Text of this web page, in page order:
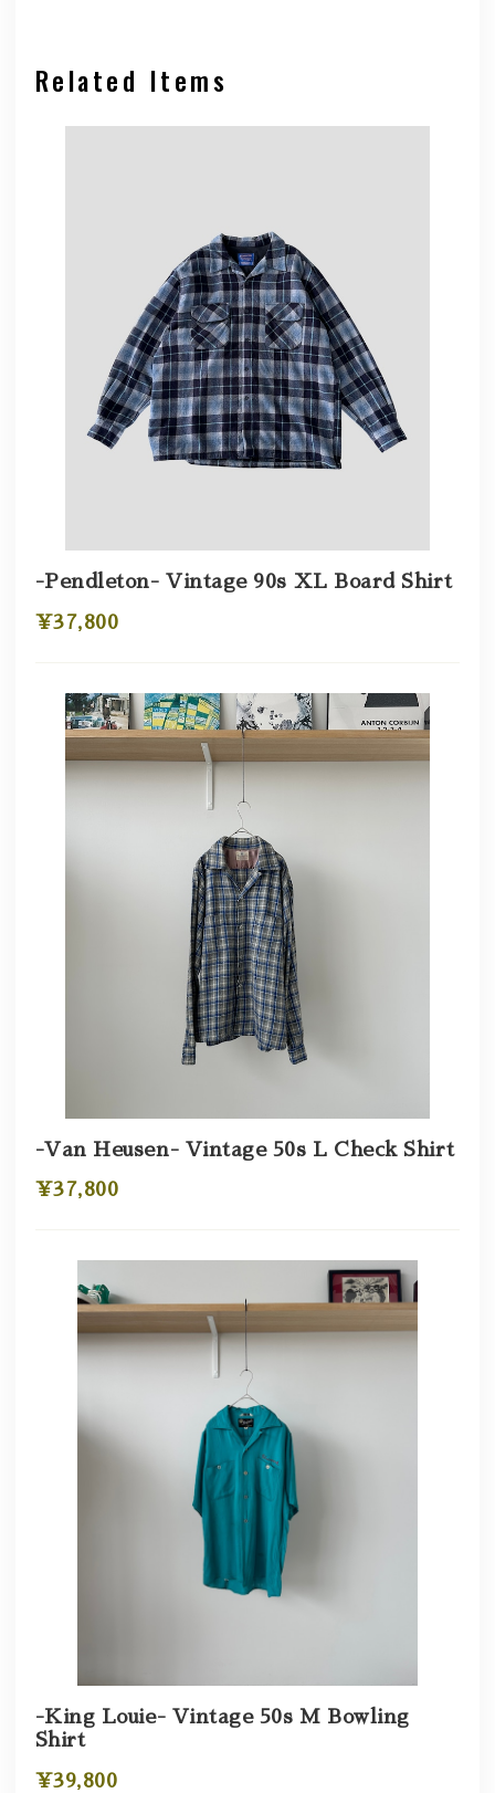
Related Items
-Pendleton- Vintage 90s XL Board Shirt
¥37,800
-Van Heusen- Vintage 50s L Check Shirt
¥37,800
-King Louie- Vintage 50s M Bowling
Shirt
¥39,800